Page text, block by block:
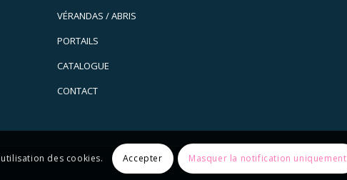
VÉRANDAS / ABRIS
PORTAILS
CATALOGUE
CONTACT
des cookies. Accepter Masquer la notification uniquement